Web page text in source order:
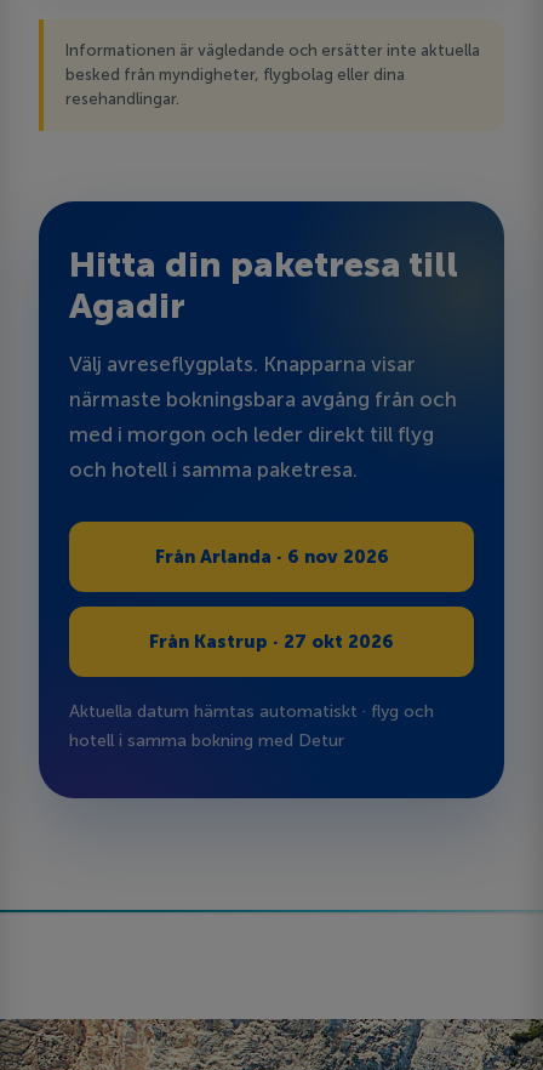
Informationen är vägledande och ersätter inte aktuella
besked från myndigheter, flygbolag eller dina
resehandlingar.
Hitta din paketresa till
Agadir
Välj avreseflygplats. Knapparna visar
närmaste bokningsbara avgång från och
med i morgon och leder direkt till flyg
och hotell i samma paketresa.
Från Arlanda · 6 nov 2026
Från Kastrup · 27 okt 2026
Aktuella datum hämtas automatiskt · flyg och
hotell i samma bokning med Detur